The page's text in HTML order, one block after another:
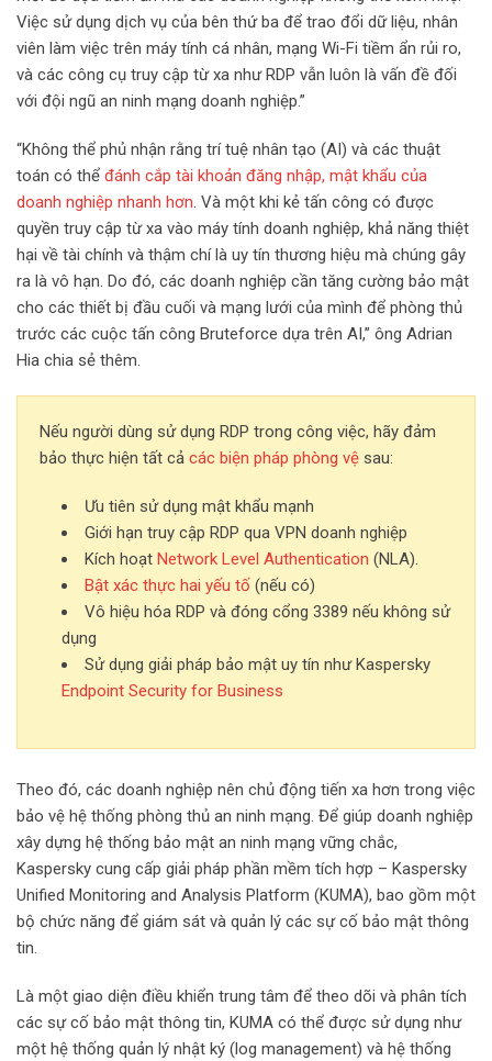
Việc sử dụng dịch vụ của bên thứ ba để trao đổi dữ liệu, nhân
viên làm việc trên máy tính cá nhân, mạng Wi-Fi tiềm ẩn rủi ro,
và các công cụ truy cập từ xa như RDP vẫn luôn là vấn đề đối
với đội ngũ an ninh mạng doanh nghiệp.”
“Không thể phủ nhận rằng trí tuệ nhân tạo (AI) và các thuật
toán có thể đánh cắp tài khoản đăng nhập, mật khẩu của
doanh nghiệp nhanh hơn. Và một khi kẻ tấn công có được
quyền truy cập từ xa vào máy tính doanh nghiệp, khả năng thiệt
hại về tài chính và thậm chí là uy tín thương hiệu mà chúng gây
ra là vô hạn. Do đó, các doanh nghiệp cần tăng cường bảo mật
cho các thiết bị đầu cuối và mạng lưới của mình để phòng thủ
trước các cuộc tấn công Bruteforce dựa trên AI,” ông Adrian
Hia chia sẻ thêm.
Nếu người dùng sử dụng RDP trong công việc, hãy đảm
bảo thực hiện tất cả các biện pháp phòng vệ sau:
Ưu tiên sử dụng mật khẩu mạnh
Giới hạn truy cập RDP qua VPN doanh nghiệp
Kích hoạt Network Level Authentication (NLA).
Bật xác thực hai yếu tố (nếu có)
Vô hiệu hóa RDP và đóng cổng 3389 nếu không sử
dụng
Sử dụng giải pháp bảo mật uy tín như Kaspersky
Endpoint Security for Business
Theo đó, các doanh nghiệp nên chủ động tiến xa hơn trong việc
bảo vệ hệ thống phòng thủ an ninh mạng. Để giúp doanh nghiệp
xây dựng hệ thống bảo mật an ninh mạng vững chắc,
Kaspersky cung cấp giải pháp phần mềm tích hợp – Kaspersky
Unified Monitoring and Analysis Platform (KUMA), bao gồm một
bộ chức năng để giám sát và quản lý các sự cố bảo mật thông
tin.
Là một giao diện điều khiển trung tâm để theo dõi và phân tích
các sự cố bảo mật thông tin, KUMA có thể được sử dụng như
một hệ thống quản lý nhật ký (log management) và hệ thống